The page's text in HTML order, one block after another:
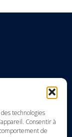
technologies
Consentir à
de